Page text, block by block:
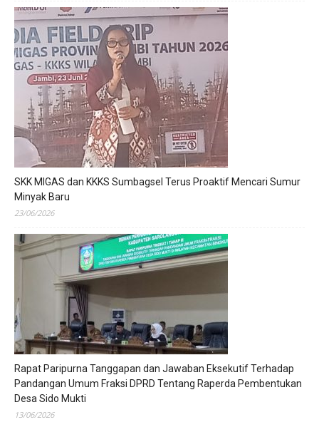
SKK MIGAS dan KKKS Sumbagsel Terus Proaktif Mencari Sumur
Minyak Baru
23/06/2026
Rapat Paripurna Tanggapan dan Jawaban Eksekutif Terhadap
Pandangan Umum Fraksi DPRD Tentang Raperda Pembentukan
Desa Sido Mukti
13/06/2026